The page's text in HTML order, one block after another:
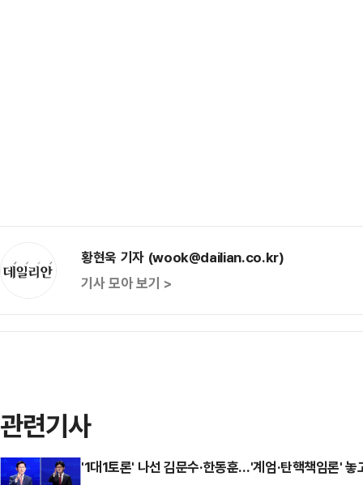
황현욱 기자 (wook@dailian.co.kr)
기사 모아 보기 >
관련기사
'1대1토론' 나선 김문수·한동훈…'계엄·탄핵책임론'